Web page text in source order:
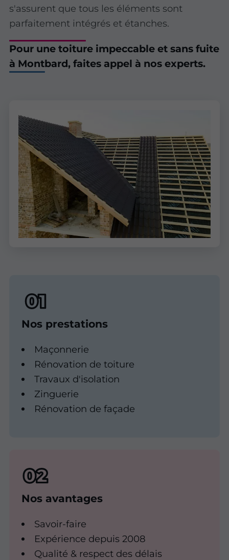
s'assurent que tous les éléments sont
parfaitement intégrés et étanches.
Pour une toiture impeccable et sans fuite
à Montbard, faites appel à nos experts.
Nos prestations
Maçonnerie
Rénovation de toiture
Travaux d'isolation
Zinguerie
Rénovation de façade
Nos avantages
Savoir-faire
Expérience depuis 2008
Qualité & respect des délais